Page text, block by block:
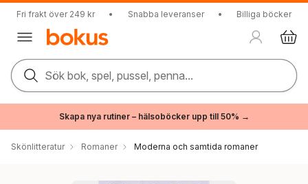
Fri frakt över 249 kr • Snabba leveranser • Billiga böcker
Sök bok, spel, pussel, penna...
Skapa nya rutiner – hälsoböcker upp till 50% →
Skönlitteratur Romaner Moderna och samtida romaner